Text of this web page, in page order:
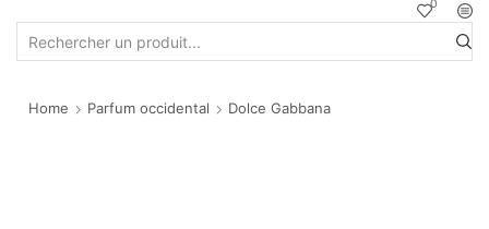
0
Home Parfum occidental Dolce Gabbana